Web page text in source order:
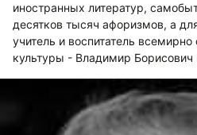
иностранных литератур,
десятков тысяч афоризмов, а
учитель и воспитатель
культуры - Владимир